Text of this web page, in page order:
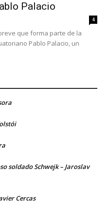
Palacio
4
que forma parte de la
Pablo Palacio, un
soldado Schwejk – Jaroslav
Cercas